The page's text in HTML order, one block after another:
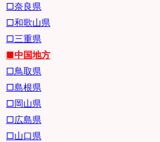
□奈良県
□和歌山県
□三重県
■中国地方
□鳥取県
□島根県
□岡山県
□広島県
□山口県